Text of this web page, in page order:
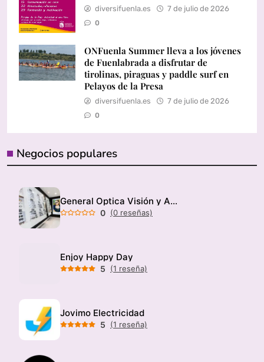
diversifuenla.es 7 de julio de 2026
0
ONFuenla Summer lleva a los jóvenes
de Fuenlabrada a disfrutar de
tirolinas, piraguas y paddle surf en
Pelayos de la Presa
diversifuenla.es 7 de julio de 2026
0
Negocios populares
General Optica Visión y Audición
0 (0 reseñas)
Enjoy Happy Day
5 (1 reseña)
Jovimo Electricidad
5 (1 reseña)